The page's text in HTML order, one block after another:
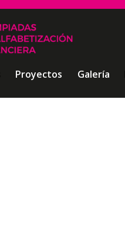
Proyectos Galería